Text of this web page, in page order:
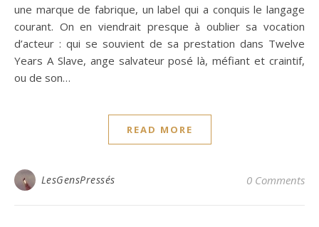
une marque de fabrique, un label qui a conquis le langage
courant. On en viendrait presque à oublier sa vocation
d’acteur : qui se souvient de sa prestation dans Twelve
Years A Slave, ange salvateur posé là, méfiant et craintif,
ou de son…
READ MORE
LesGensPressés 0 Comments